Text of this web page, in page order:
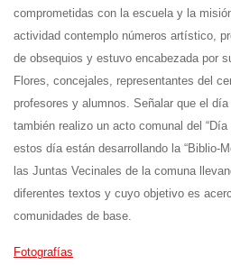
comprometidas con la escuela y la
actividad contemplo números artístico,
de obsequios y estuvo encabezada por
Flores, concejales, representantes del
profesores y alumnos. Señalar que el
también realizo un acto comunal del
estos día están desarrollando la “Biblio-
las Juntas Vecinales de la comuna
diferentes textos y cuyo objetivo es
comunidades de base.
Fotografías